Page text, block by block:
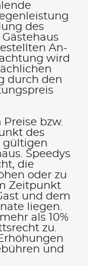
des
An-
wird
durch den
bzw.
des
gültigen
Speedys
die
oder zu
Zeitpunkt
und dem
liegen.
als 10%
zu.
und